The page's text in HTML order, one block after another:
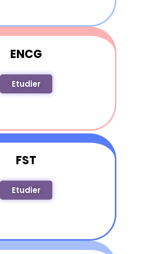
ENCG
Etudier
FST
Etudier